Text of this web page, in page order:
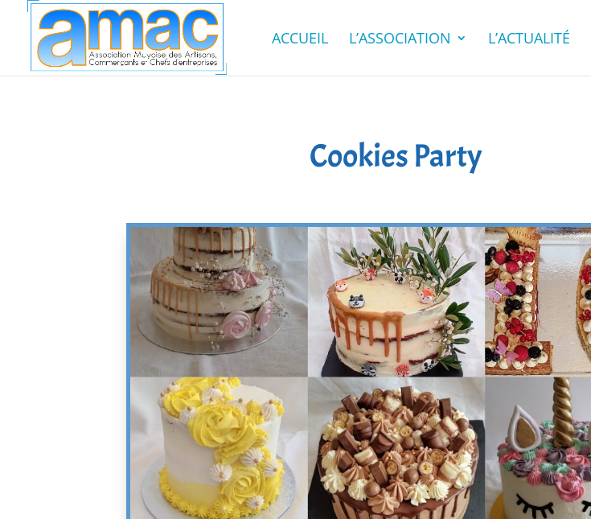
ACCUEIL L’ASSOCIATION L’ACTUALITÉ
Cookies Party